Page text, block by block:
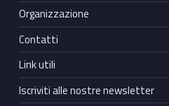
Organizzazione
Contatti
Link utili
Iscriviti alle nostre newsletter